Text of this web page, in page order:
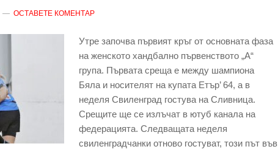
ОСТАВЕТЕ КОМЕНТАР
Утре започва първият кръг от основната фаза
на женското хандбално първенството „А“
група. Първата среща е между шампиона
Бяла и носителят на купата Етър’ 64, а в
неделя Свиленград гостува на Сливница.
Срещите ще се излъчат в ютуб канала на
федерацията. Следващата неделя
свиленградчанки отново гостуват, този път във